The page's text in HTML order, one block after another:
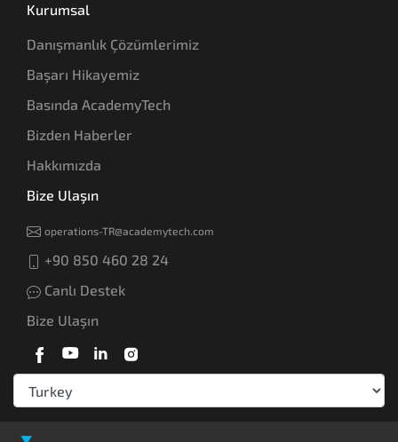
Kurumsal
Danışmanlık Çözümlerimiz
Başarı Hikayemiz
Basında AcademyTech
Bizden Haberler
Hakkımızda
Bize Ulaşın
operations-TR@academytech.com
+90 850 460 28 24
Canlı Destek
Bize Ulaşın